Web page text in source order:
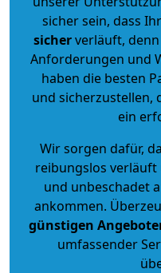
sicher sein, dass
sicherverläuft, denn
Anforderungen und
haben die besten
und sicherzustellen,
ein
Wir sorgen dafür,
reibungslos verläuft
und unbeschadet
ankommen.
günstigen
umfassender